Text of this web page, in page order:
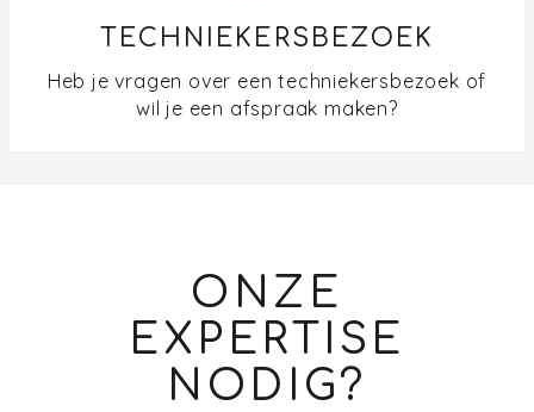
TECHNIEKERSBEZOEK
Heb je vragen over een techniekersbezoek of
wil je een afspraak maken?
ONZE
EXPERTISE
NODIG?